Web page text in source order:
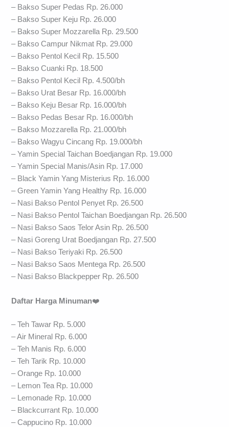
– Bakso Super Pedas Rp. 26.000
– Bakso Super Keju Rp. 26.000
– Bakso Super Mozzarella Rp. 29.500
– Bakso Campur Nikmat Rp. 29.000
– Bakso Pentol Kecil Rp. 15.500
– Bakso Cuanki Rp. 18.500
– Bakso Pentol Kecil Rp. 4.500/bh
– Bakso Urat Besar Rp. 16.000/bh
– Bakso Keju Besar Rp. 16.000/bh
– Bakso Pedas Besar Rp. 16.000/bh
– Bakso Mozzarella Rp. 21.000/bh
– Bakso Wagyu Cincang Rp. 19.000/bh
– Yamin Special Taichan Boedjangan Rp. 19.000
– Yamin Special Manis/Asin Rp. 17.000
– Black Yamin Yang Misterius Rp. 16.000
– Green Yamin Yang Healthy Rp. 16.000
– Nasi Bakso Pentol Penyet Rp. 26.500
– Nasi Bakso Pentol Taichan Boedjangan Rp. 26.500
– Nasi Bakso Saos Telor Asin Rp. 26.500
– Nasi Goreng Urat Boedjangan Rp. 27.500
– Nasi Bakso Teriyaki Rp. 26.500
– Nasi Bakso Saos Mentega Rp. 26.500
– Nasi Bakso Blackpepper Rp. 26.500
Daftar Harga Minuman❤️
– Teh Tawar Rp. 5.000
– Air Mineral Rp. 6.000
– Teh Manis Rp. 6.000
– Teh Tarik Rp. 10.000
– Orange Rp. 10.000
– Lemon Tea Rp. 10.000
– Lemonade Rp. 10.000
– Blackcurrant Rp. 10.000
– Cappucino Rp. 10.000